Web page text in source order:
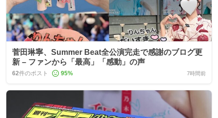
菅田琳寧、Summer Beat全公演完走で感謝のブログ更
新 – ファンから「最高」「感動」の声
62件のポスト 95% 7時間前